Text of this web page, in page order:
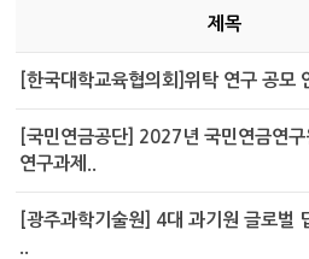
제목
[한국대학교육협의회]위탁 연구 공모
[국민연금공단] 2027년 국민연금연구
연구과제..
[광주과학기술원] 4대 과기원 글로벌